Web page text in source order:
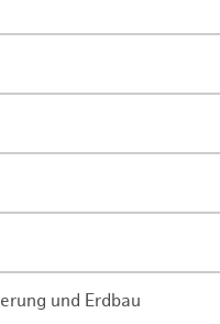
und Erdbau